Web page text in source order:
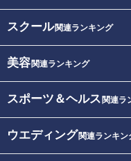
スクール関連ランキング
美容関連ランキング
スポーツ＆ヘルス 関連ラ
ウエディング関連ランキン